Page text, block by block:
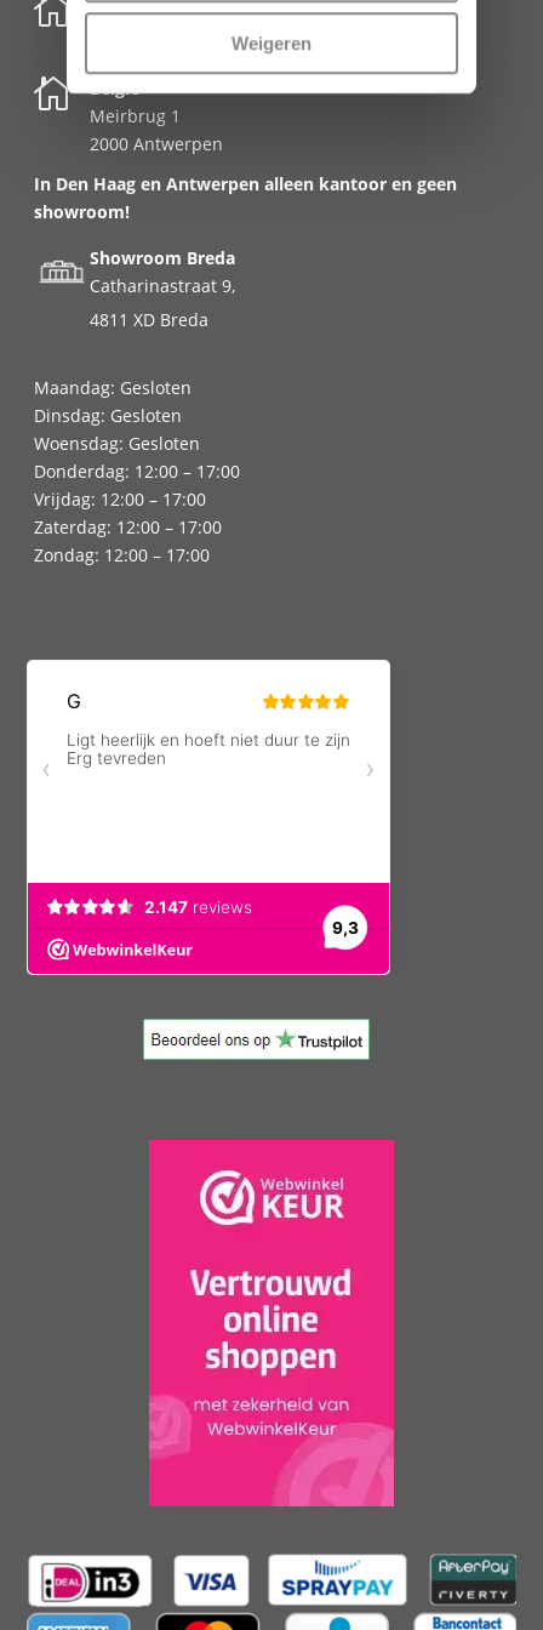
Weigeren

Nederland

België
Meirbrug 1
2000 Antwerpen
In Den Haag en Antwerpen alleen kantoor en geen
showroom!
Showroom Breda
Catharinastraat 9,
4811 XD Breda
Maandag: Gesloten
Dinsdag: Gesloten
Woensdag: Gesloten
Donderdag: 12:00 – 17:00
Vrijdag: 12:00 – 17:00
Zaterdag: 12:00 – 17:00
Zondag: 12:00 – 17:00